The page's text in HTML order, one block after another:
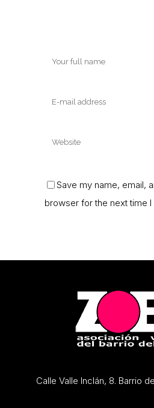
Save my name, email,
browser for the next time
Calle Valle Inclán, 8. Barrio